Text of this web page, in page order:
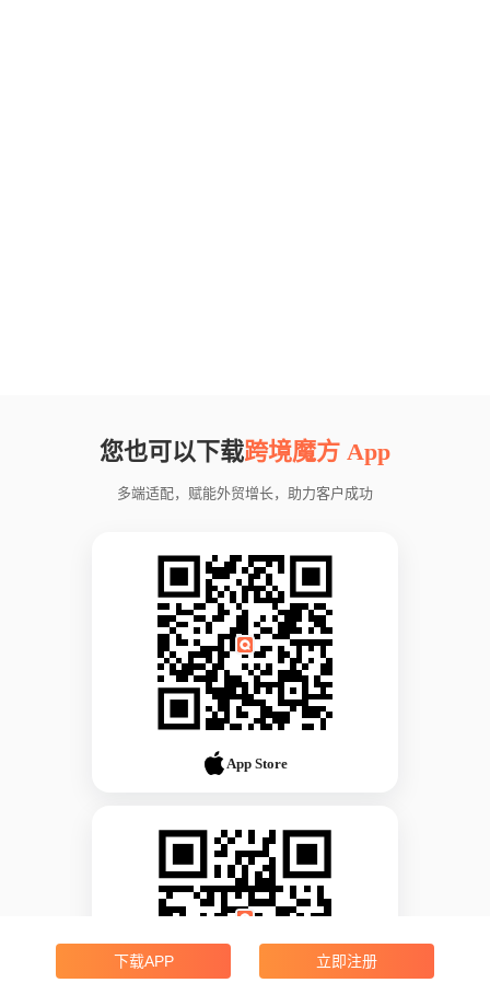
您也可以下载跨境魔方 App
多端适配，赋能外贸增长，助力客户成功
App Store
下载APP 立即注册